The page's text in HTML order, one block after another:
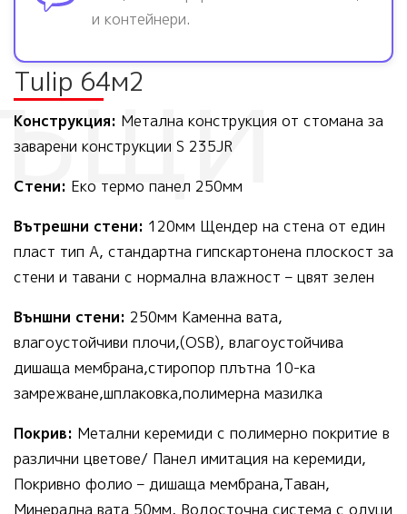
и контейнери.
Tulip 64м2
Конструкция: Метална конструкция от стомана за
заварени конструкции S 235JR
Стени: Еко термо панел 250мм
Вътрешни стени: 120мм Щендер на стена от един
пласт тип А, стандартна гипскартонена плоскост за
стени и тавани с нормална влажност – цвят зелен
Външни стени: 250мм Каменна вата,
влагоустойчиви плочи,(OSB), влагоустойчива
дишаща мембрана,стиропор плътна 10-ка
замрежване,шплаковка,полимерна мазилка
Покрив: Метални керемиди с полимерно покритие в
различни цветове/ Панел имитация на керемиди,
Покривно фолио – дишаща мембрана,Таван,
Минерална вата 50мм, Водосточна система с олуци